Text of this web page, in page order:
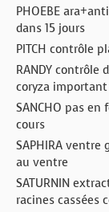
PHOEBE
dans 15 jours
PITCH contrôle
RANDY contrôle
coryza
SANCHO pas en
cours
SAPHIRA ventre
au ventre
SATURNIN
racines cassées